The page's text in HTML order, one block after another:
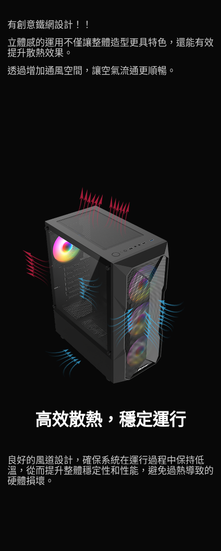
有創意鐵網設計！！
立體感的運用不僅讓整體造型更具特色，還能有效
提升散熱效果。
透過增加通風空間，讓空氣流通更順暢。
高效散熱，穩定運行
良好的風道設計，確保系統在運行過程中保持低
溫，從而提升整體穩定性和性能，避免過熱導致的
硬體損壞。